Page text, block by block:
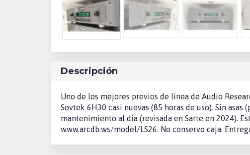
Descripción
Uno de los mejores previos de línea de Audio
Sovtek 6H30 casi nuevas (85 horas de uso). Sin
mantenimiento al día (revisada en Sarte en 2024).
www.arcdb.ws/model/LS26. No conservo caja.